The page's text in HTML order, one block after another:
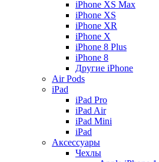
iPhone XS Max
iPhone XS
iPhone XR
iPhone X
iPhone 8 Plus
iPhone 8
Другие iPhone
Air Pods
iPad
iPad Pro
iPad Air
iPad Mini
iPаd
Аксессуары
Чехлы